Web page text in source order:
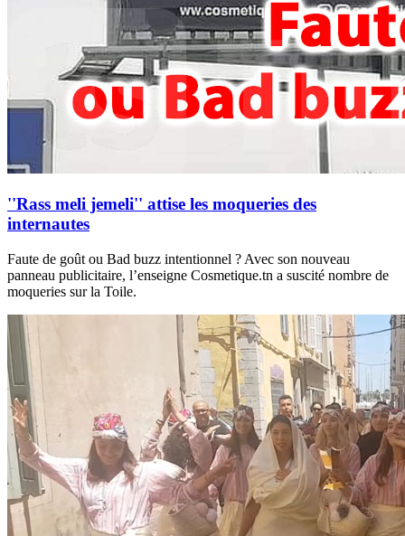
''Rass meli jemeli'' attise les moqueries des
internautes
Faute de goût ou Bad buzz intentionnel ? Avec son nouveau
panneau publicitaire, l’enseigne Cosmetique.tn a suscité nombre de
moqueries sur la Toile.